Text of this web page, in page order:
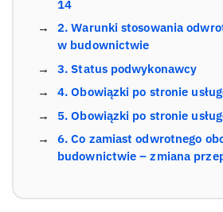
14
2. Warunki stosowania
w budownictwie
3. Status podwykonawcy
4. Obowiązki po stronie
5. Obowiązki po stronie
6. Co zamiast odwrotnego
budownictwie – zmiana